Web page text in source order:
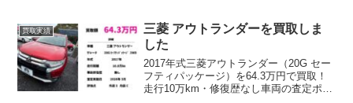
買取実績
三菱 アウトランダーを買取しま
した
2017年式三菱アウトランダー（20G セー
フティパッケージ）を64.3万円で買取！
走行10万km・修復歴なし車両の査定ポイ